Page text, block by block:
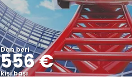
Dan beri
556 €
kişi başı